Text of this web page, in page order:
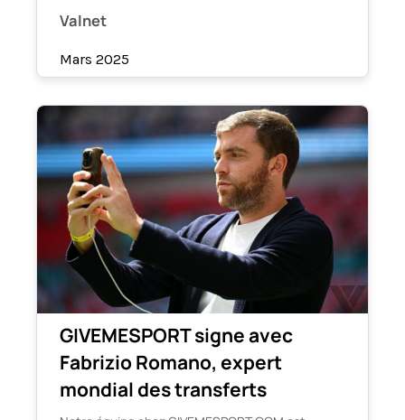
Valnet
Mars 2025
GIVEMESPORT signe avec
Fabrizio Romano, expert
mondial des transferts